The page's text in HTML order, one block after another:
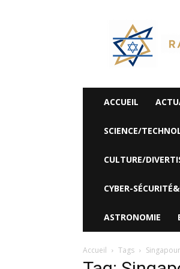
Rak
Be
Israel-
Alyaexpress-
News
ACCUEIL
SCIENCE/
CULTURE/
CYBER-
ASTRONOMIE
Accueil Tags